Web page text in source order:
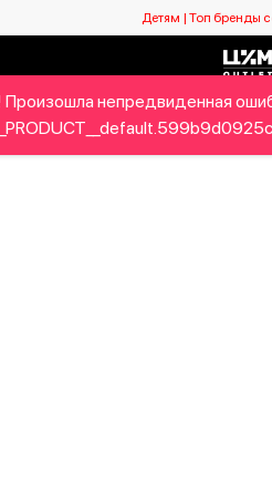
Детям | Топ бренды
Детям
Произошла непредвиденная